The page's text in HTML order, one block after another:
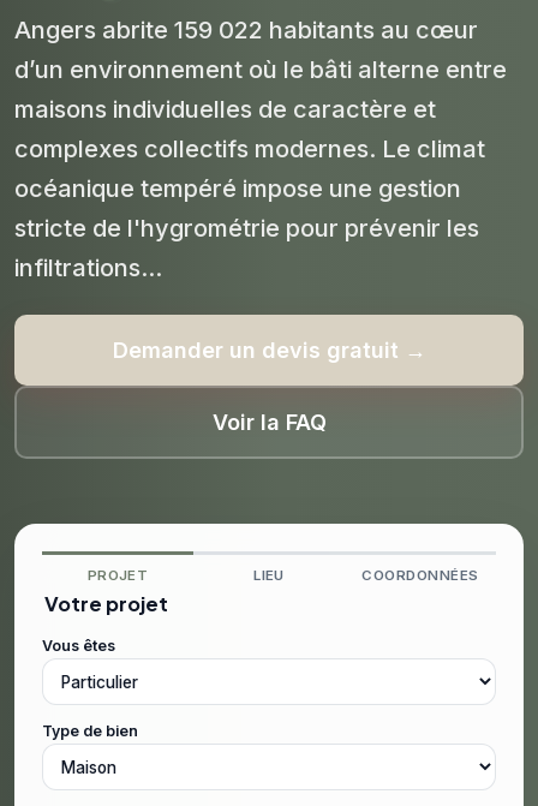
Angers abrite 159 022 habitants au cœur
d’un environnement où le bâti alterne entre
maisons individuelles de caractère et
complexes collectifs modernes. Le climat
océanique tempéré impose une gestion
stricte de l'hygrométrie pour prévenir les
infiltrations...
Demander un devis gratuit →
Voir la FAQ
PROJET LIEU COORDONNÉES
Votre projet
Vous êtes
Type de bien